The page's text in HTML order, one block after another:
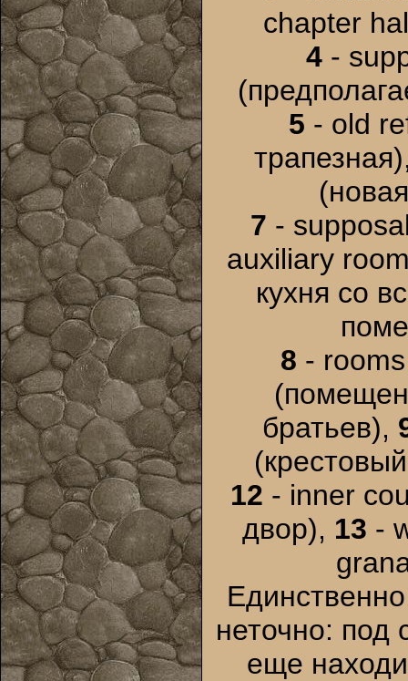
chapter
4-
5 - old
7 -
auxiliary
кухня со
8 -
братьев),
12 - inner
двор), 13 -
неточно: под
еще